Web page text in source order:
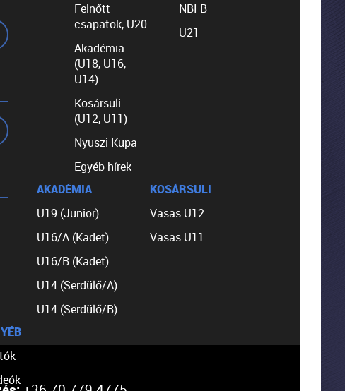
Felnőtt
csapatok, U20
Akadémia
(U18, U16,
U14)
Kosársuli
(U12, U11)
Nyuszi Kupa
Egyéb hírek
NBI B
U21
AKADÉMIA
U19 (Junior)
U16/A (Kadet)
U16/B (Kadet)
U14 (Serdülő/A)
U14 (Serdülő/B)
KOSÁRSULI
Vasas U12
Vasas U11